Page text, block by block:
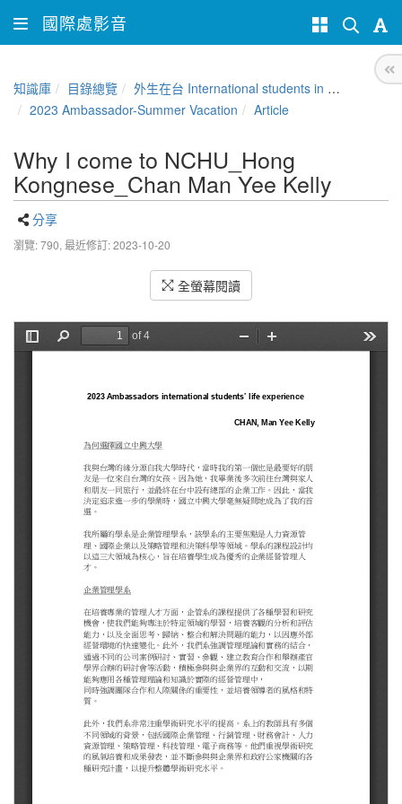
國際處影音
知識庫 目錄總覽
外生在台 International students in Taiwan
2023 Ambassador-Summer Vacation
Article
Why I come to NCHU_Hong
Kongnese_Chan Man Yee Kelly
分享
瀏覽: 790, 最近修訂: 2023-10-20
全螢幕閱讀